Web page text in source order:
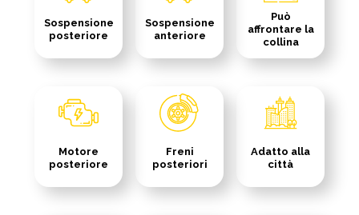
Sospensione
posteriore
Sospensione
anteriore
Può
affrontare la
collina
Motore
posteriore
Freni
posteriori
Adatto alla
città